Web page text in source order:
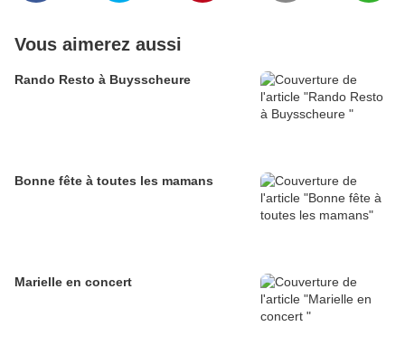
Vous aimerez aussi
Rando Resto à Buysscheure
Bonne fête à toutes les mamans
Marielle en concert